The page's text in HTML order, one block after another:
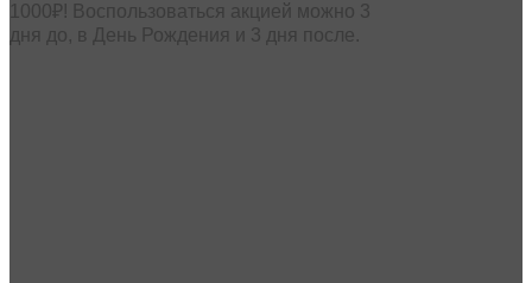
1000₽! Воспользоваться акцией можно 3
дня до, в День Рождения и 3 дня после.